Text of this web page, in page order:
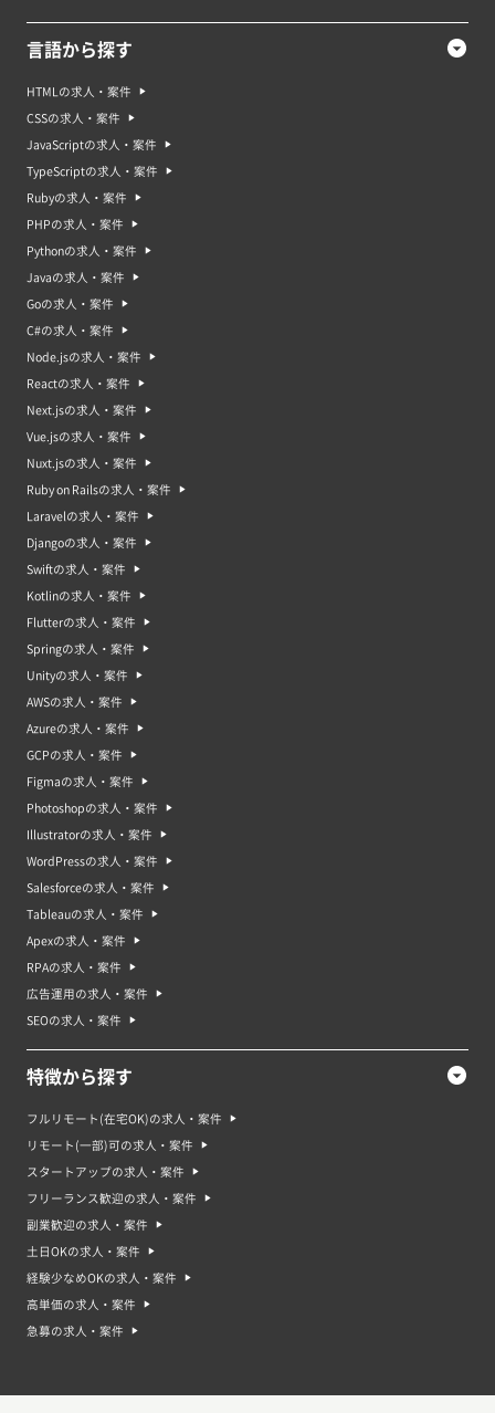
言語から探す
HTMLの求人・案件
CSSの求人・案件
JavaScriptの求人・案件
TypeScriptの求人・案件
Rubyの求人・案件
PHPの求人・案件
Pythonの求人・案件
Javaの求人・案件
Goの求人・案件
C#の求人・案件
Node.jsの求人・案件
Reactの求人・案件
Next.jsの求人・案件
Vue.jsの求人・案件
Nuxt.jsの求人・案件
Ruby on Railsの求人・案件
Laravelの求人・案件
Djangoの求人・案件
Swiftの求人・案件
Kotlinの求人・案件
Flutterの求人・案件
Springの求人・案件
Unityの求人・案件
AWSの求人・案件
Azureの求人・案件
GCPの求人・案件
Figmaの求人・案件
Photoshopの求人・案件
Illustratorの求人・案件
WordPressの求人・案件
Salesforceの求人・案件
Tableauの求人・案件
Apexの求人・案件
RPAの求人・案件
広告運用の求人・案件
SEOの求人・案件
特徴から探す
フルリモート(在宅OK)の求人・案件
リモート(一部)可の求人・案件
スタートアップの求人・案件
フリーランス歓迎の求人・案件
副業歓迎の求人・案件
土日OKの求人・案件
経験少なめOKの求人・案件
高単価の求人・案件
急募の求人・案件